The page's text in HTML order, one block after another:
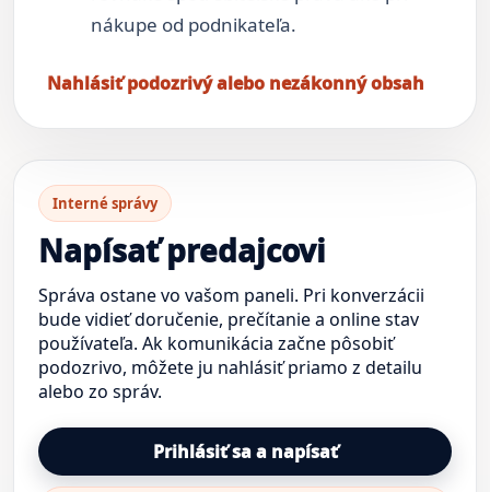
nákupe od podnikateľa.
Nahlásiť podozrivý alebo nezákonný obsah
Interné správy
Napísať predajcovi
Správa ostane vo vašom paneli. Pri konverzácii
bude vidieť doručenie, prečítanie a online stav
používateľa. Ak komunikácia začne pôsobiť
podozrivo, môžete ju nahlásiť priamo z detailu
alebo zo správ.
Prihlásiť sa a napísať